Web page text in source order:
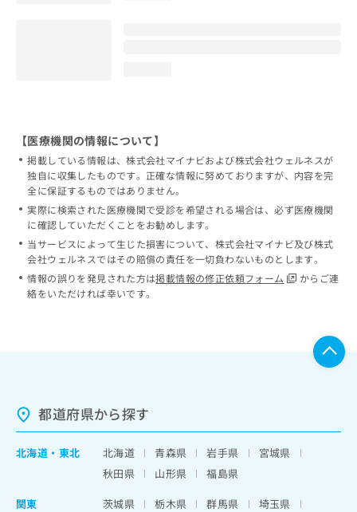
【医療機関の情報について】
掲載している情報は、株式会社マイナビおよび株式会社ウェルネスが
独自に収集したものです。正確な情報に努めておりますが、内容を完
全に保証するものではありません。
実際に検索された医療機関で受診を希望される場合は、必ず医療機関
に確認していただくことをお勧めします。
当サービスによって生じた損害について、株式会社マイナビ及び株式
会社ウェルネスではその賠償の責任を一切負わないものとします。
情報の誤りを発見された方は掲載情報の修正依頼フォーム
からご連
絡をいただければ幸いです。
都道府県から探す
北海道 ・ 東北 北海道 青森県 岩手県
宮城県
秋田県
山形県
福島県
関東
茨城県 栃木県 群馬県
埼玉県